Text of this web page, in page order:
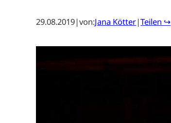
29.08.2019|von:Jana Kötter|Teilen ↪